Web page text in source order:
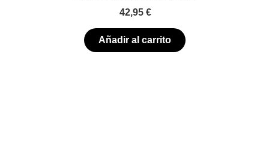
42,95 €
Añadir al carrito